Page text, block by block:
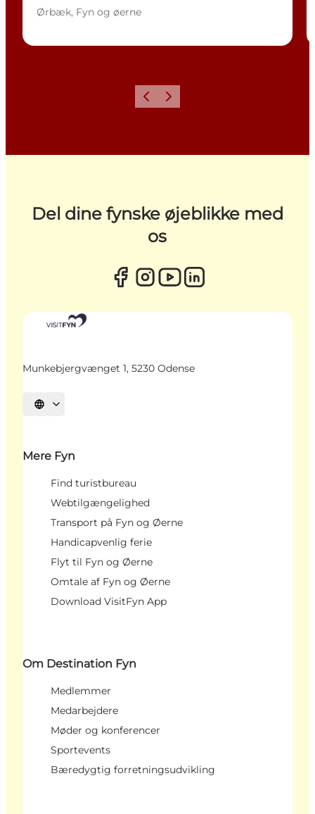
Ørbæk, Fyn og øerne
ForrigeNæste
Del dine fynske øjeblikke med
os
Munkebjergvænget 1, 5230 Odense
Vælg sprog
Mere Fyn
Find turistbureau
Webtilgængelighed
Transport på Fyn og Øerne
Handicapvenlig ferie
Flyt til Fyn og Øerne
Omtale af Fyn og Øerne
Download VisitFyn App
Om Destination Fyn
Medlemmer
Medarbejdere
Møder og konferencer
Sportevents
Bæredygtig forretningsudvikling